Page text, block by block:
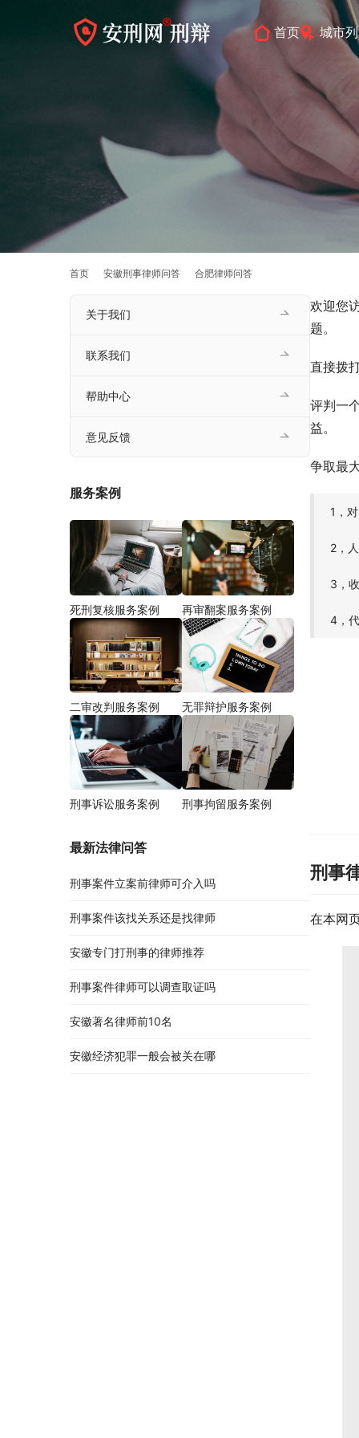
首页 城市
首页 安徽刑事律师问答 合肥律师问答
欢迎您
题。
直接拨
评判一
益。
争取最
1，
2，
3，
4，
刑事
在本网
关于我们
联系我们
帮助中心
意见反馈
服务案例
死刑复核服务案例 再审翻案服务案例
二审改判服务案例 无罪辩护服务案例
刑事诉讼服务案例 刑事拘留服务案例
最新法律问答
刑事案件立案前律师可介入吗
刑事案件该找关系还是找律师
安徽专门打刑事的律师推荐
刑事案件律师可以调查取证吗
安徽著名律师前10名
安徽经济犯罪一般会被关在哪